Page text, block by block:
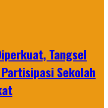
Tangsel
Sekolah